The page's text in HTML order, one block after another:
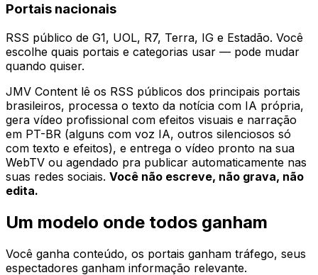
Portais nacionais
RSS público de G1, UOL, R7, Terra, IG e Estadão. Você
escolhe quais portais e categorias usar — pode mudar
quando quiser.
JMV Content lê os RSS públicos dos principais portais
brasileiros, processa o texto da notícia com IA própria,
gera vídeo profissional com efeitos visuais e narração
em PT-BR (alguns com voz IA, outros silenciosos só
com texto e efeitos), e entrega o vídeo pronto na sua
WebTV ou agendado pra publicar automaticamente nas
suas redes sociais. Você não escreve, não grava, não
edita.
Um modelo onde todos ganham
Você ganha conteúdo, os portais ganham tráfego, seus
espectadores ganham informação relevante.